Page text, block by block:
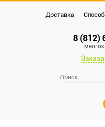
Доставка
8 (812)